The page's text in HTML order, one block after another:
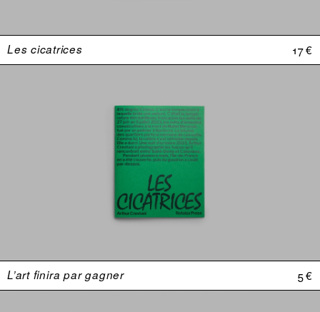
Les cicatrices 17 €
L’art finira par gagner 5 €